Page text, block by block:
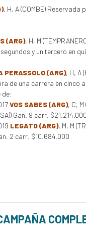
, H, A (COMBE) Reservada
(ARG), H, M
y un tercero en
PERASSOLO (ARG), H, A
de una carrera en cinco
de:
VOS SABES (ARG), C, M
Gan. 9 carr. $21.214.000
LEGATO (ARG), M, M
2 carr. $10.684.000